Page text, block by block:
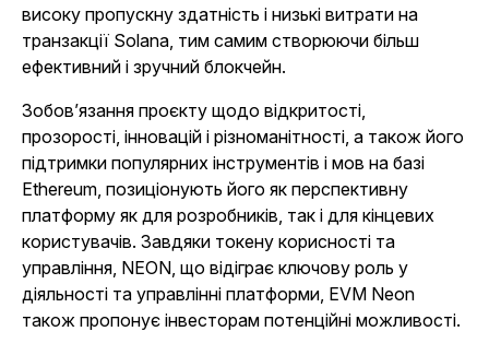
високу пропускну здатність і низькі витрати на
транзакції Solana, тим самим створюючи більш
ефективний і зручний блокчейн.
Зобов’язання проєкту щодо відкритості,
прозорості, інновацій і різноманітності, а також його
підтримки популярних інструментів і мов на базі
Ethereum, позиціонують його як перспективну
платформу як для розробників, так і для кінцевих
користувачів. Завдяки токену корисності та
управління, NEON, що відіграє ключову роль у
діяльності та управлінні платформи, EVM Neon
також пропонує інвесторам потенційні можливості.